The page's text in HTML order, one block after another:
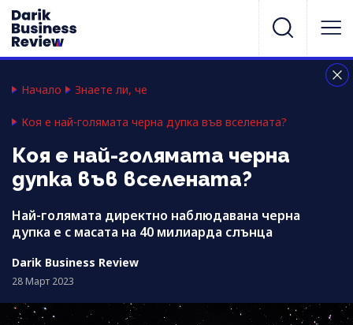
Начало Знаете ли, че
Коя е най-голямата черна дупка във вселената?
Коя е най-голямата черна
дупка във вселената?
Най-голямата директно наблюдавана черна
дупка e с масата на 40 милиарда слънца
Darik Business Review
28 Март 2023